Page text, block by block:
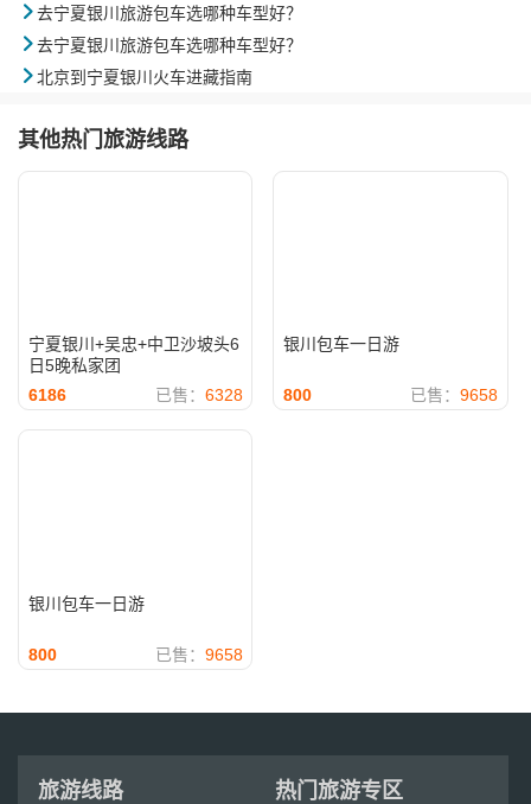
去宁夏银川旅游包车选哪种车型好？
去宁夏银川旅游包车选哪种车型好？
 北京到宁夏银川火车进藏指南
其他热门旅游线路
宁夏银川+吴忠+中卫沙坡头6
日5晚私家团
6186
已售： 6328
银川包车一日游
800 已售： 9658
银川包车一日游
800 已售： 9658
旅游线路 热门旅游专区